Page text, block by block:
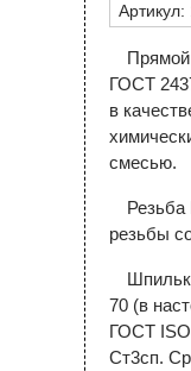
Артикул:
ГОСТ
в
смесью.
Резьба
резьбы
70 (в
ГОСТ ISO
Ст3сп.